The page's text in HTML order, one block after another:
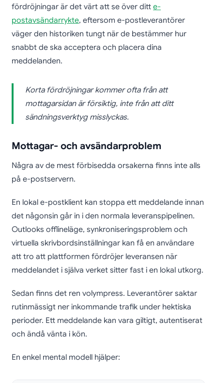
fördröjningar är det värt att se över ditt e-
postavsändarrykte, eftersom e-postleverantörer
väger den historiken tungt när de bestämmer hur
snabbt de ska acceptera och placera dina
meddelanden.
Korta fördröjningar kommer ofta från att
mottagarsidan är försiktig, inte från att ditt
sändningsverktyg misslyckas.
Mottagar- och avsändarproblem
Några av de mest förbisedda orsakerna finns inte alls
på e-postservern.
En lokal e-postklient kan stoppa ett meddelande innan
det någonsin går in i den normala leveranspipelinen.
Outlooks offlineläge, synkroniseringsproblem och
virtuella skrivbordsinställningar kan få en användare
att tro att plattformen fördröjer leveransen när
meddelandet i själva verket sitter fast i en lokal utkorg.
Sedan finns det ren volympress. Leverantörer saktar
rutinmässigt ner inkommande trafik under hektiska
perioder. Ett meddelande kan vara giltigt, autentiserat
och ändå vänta i kön.
En enkel mental modell hjälper: